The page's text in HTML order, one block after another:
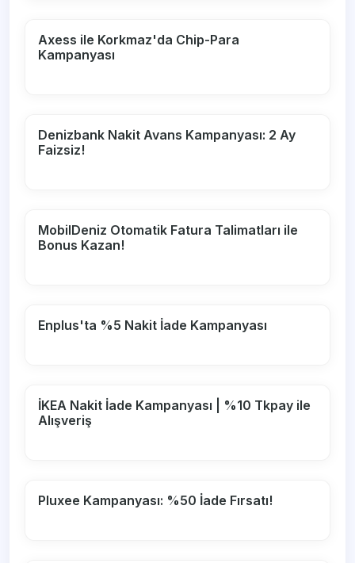
Axess ile Korkmaz'da Chip-Para
Kampanyası
Denizbank Nakit Avans Kampanyası: 2 Ay
Faizsiz!
MobilDeniz Otomatik Fatura Talimatları ile
Bonus Kazan!
Enplus'ta %5 Nakit İade Kampanyası
İKEA Nakit İade Kampanyası | %10 Tkpay ile
Alışveriş
Pluxee Kampanyası: %50 İade Fırsatı!